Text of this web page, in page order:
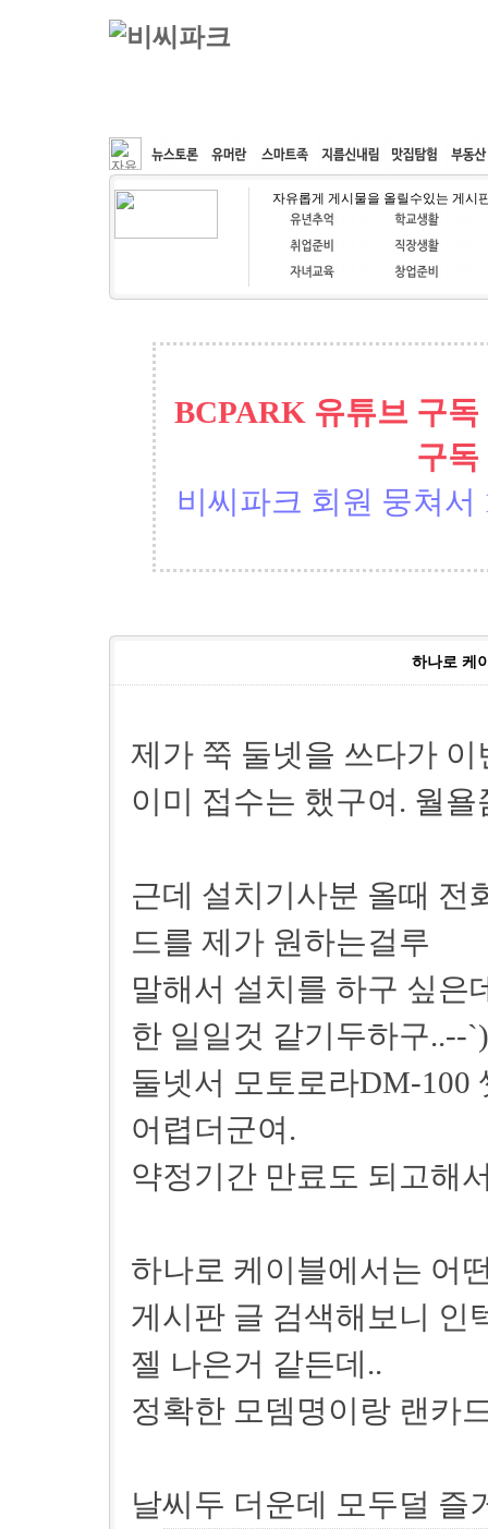
커뮤니티 속도패치 웹호스팅 공동구매
자유롭게 게시물을 올릴수있는 게시
BCPARK 유튜브 구
구독
비씨파크 회원 뭉쳐서
하나로 케
제가 쭉 둘넷을 쓰다가
이미 접수는 했구여. 월
근데 설치기사분 올때 전
드를 제가 원하는걸루
말해서 설치를 하구 싶은
한 일일것 같기두하구..--`)
둘넷서 모토로라DM-100
어렵더군여.
약정기간 만료도 되고해
하나로 케이블에서는 어
게시판 글 검색해보니 인
젤 나은거 같든데..
정확한 모뎀명이랑 랜카
날씨두 더운데 모두덜 즐